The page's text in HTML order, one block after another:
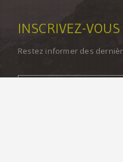
INSCRIVEZ-
Restez informer des